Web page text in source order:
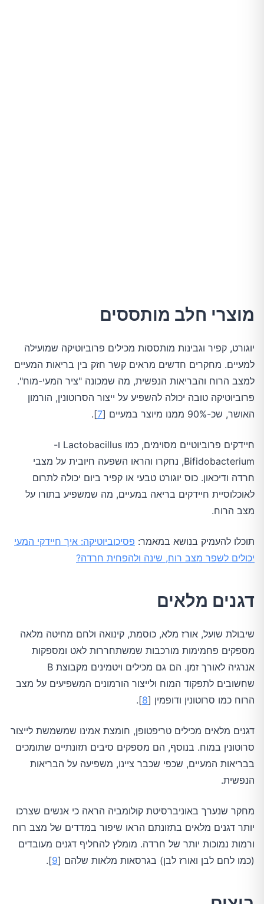
מוצרי חלב מותססים
יוגורט, קפיר וגבינות מותססות מכילים פרוביוטיקה שמועילה
למעיים. מחקרים חדשים מראים קשר חזק בין בריאות המעיים
למצב הרוח והבריאות הנפשית, מה שמכונה "ציר המעי-מוח".
פרוביוטיקה טובה יכולה להשפיע על ייצור הסרוטונין, הורמון
האושר, שכ-90% ממנו מיוצר במעיים [
7
].
חיידקים פרוביוטיים מסוימים, כמו Lactobacillus ו-
Bifidobacterium, נחקרו והראו השפעה חיובית על מצבי
חרדה ודיכאון. כוס יוגורט טבעי או קפיר ביום יכולה לתרום
לאוכלוסיית חיידקים בריאה במעיים, מה שמשפיע בתורו על
מצב הרוח.
תוכלו להעמיק בנושא במאמר: פסיכוביוטיקה: איך חיידקי המעי
יכולים לשפר מצב רוח, שינה ולהפחית חרדה?
דגנים מלאים
שיבולת שועל, אורז מלא, כוסמת, קינואה ולחם מחיטה מלאה
מספקים פחמימות מורכבות שמשתחררות לאט ומספקות
אנרגיה לאורך זמן. הם גם מכילים ויטמינים מקבוצת B
שחשובים לתפקוד המוח ולייצור הורמונים המשפיעים על מצב
הרוח כמו סרוטונין ודופמין [8
].
דגנים מלאים מכילים טריפטופן, חומצת אמינו שמשמשת לייצור
סרוטונין במוח. בנוסף, הם מספקים סיבים תזונתיים שתומכים
בבריאות המעיים, שכפי שכבר ציינו, משפיעה על הבריאות
הנפשית.
מחקר שנערך באוניברסיטת קולומביה הראה כי אנשים שצרכו
יותר דגנים מלאים בתזונתם הראו שיפור במדדים של מצב רוח
ורמות נמוכות יותר של חרדה. מומלץ להחליף דגנים מעובדים
(כמו לחם לבן ואורז לבן) בגרסאות מלאות שלהם [9
].